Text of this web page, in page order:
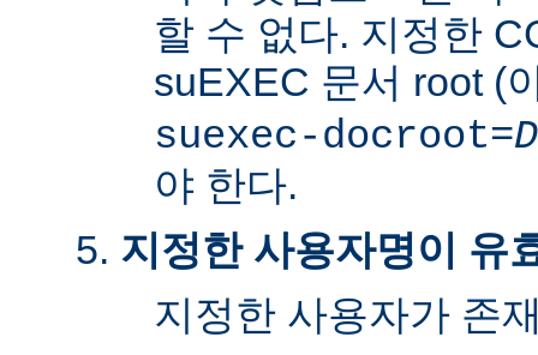
할 수 없다. 지정한
suEXEC 문서 root (
suexec-docroot=
야 한다.
지정한 사용자명이 유
지정한 사용자가 존